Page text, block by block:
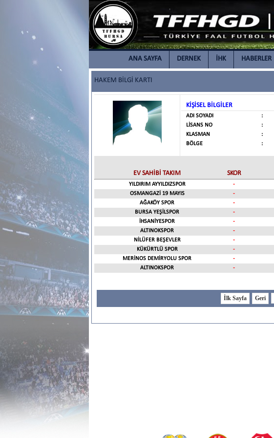
ANA SAYFA DERNEK İHK HABERLER
HAKEM BİLGİ KARTI
KİŞİSEL BİLGİLER
ADI SOYADI :
LİSANS NO
:
KLASMAN
:
BÖLGE
:
EV SAHİBİ TAKIM SKOR
YILDIRIM AYYILDIZSPOR -
OSMANGAZİ 19 MAYIS
-
AĞAKÖY SPOR
-
BURSA YEŞİLSPOR
-
İHSANİYESPOR
-
ALTINOKSPOR
-
NİLÜFER BEŞEVLER
-
KÜKÜRTLÜ SPOR
-
MERİNOS DEMİRYOLU SPOR
-
ALTINOKSPOR
-